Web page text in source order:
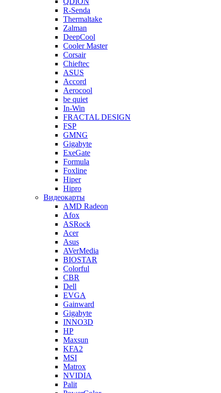
R-Senda
Thermaltake
Zalman
DeepCool
Cooler Master
Corsair
Chieftec
ASUS
Accord
Aerocool
be quiet
In-Win
FRACTAL DESIGN
FSP
GMNG
Gigabyte
ExeGate
Formula
Foxline
Hiper
Hipro
Видеокарты
AMD Radeon
Afox
ASRock
Acer
Asus
AVerMedia
BIOSTAR
Colorful
CBR
Dell
EVGA
Gainward
Gigabyte
INNO3D
HP
Maxsun
KFA2
MSI
Matrox
NVIDIA
Palit